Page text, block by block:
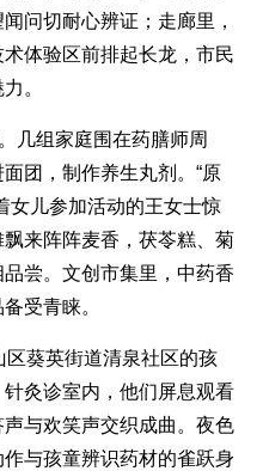
问切耐心辨证；走廊里，
体验区前排起长龙，市民
。
几组家庭围在药膳师周
团，制作养生丸剂。“原
女儿参加活动的王女士惊
来阵阵麦香，茯苓糕、菊
尝。文创市集里，中药香
受青睐。
葵英街道清泉社区的孩
灸诊室内，他们屏息观看
与欢笑声交织成曲。夜色
与孩童辨识药材的雀跃身